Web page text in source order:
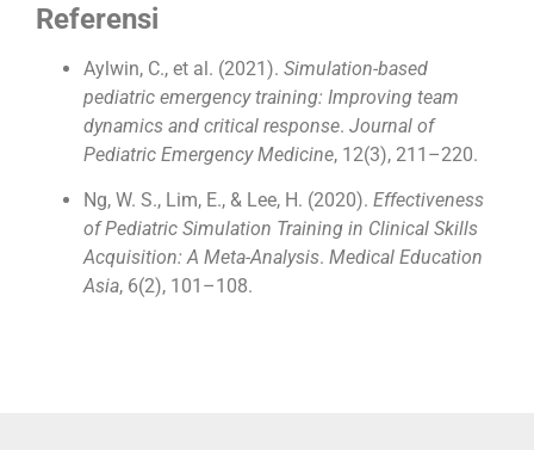
Referensi
Aylwin, C., et al. (2021). Simulation-based
pediatric emergency training: Improving team
dynamics and critical response. Journal of
Pediatric Emergency Medicine, 12(3), 211–220.
Ng, W. S., Lim, E., & Lee, H. (2020). Effectiveness
of Pediatric Simulation Training in Clinical Skills
Acquisition: A Meta-Analysis. Medical Education
Asia, 6(2), 101–108.